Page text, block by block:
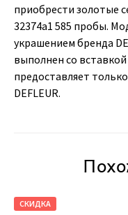
приобрести золотые
32374a1 585 пробы.
украшением бренда
выполнен со
предоставляет
DEFLEUR.
СКИДКА